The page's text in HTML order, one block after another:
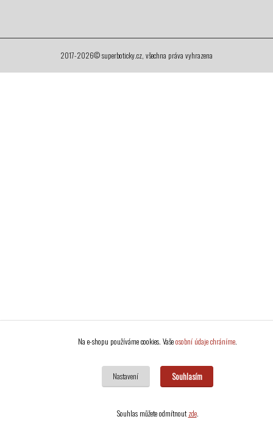
2017-2026© superboticky.cz, všechna práva vyhrazena
Na e-shopu používáme cookies. Vašeosobní údaje chráníme.
Nastavení Souhlasím
Souhlas můžete odmítnoutzde.